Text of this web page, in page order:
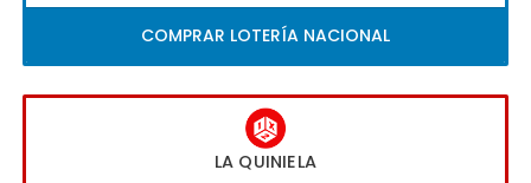
COMPRAR LOTERÍA NACIONAL
LA QUINIELA